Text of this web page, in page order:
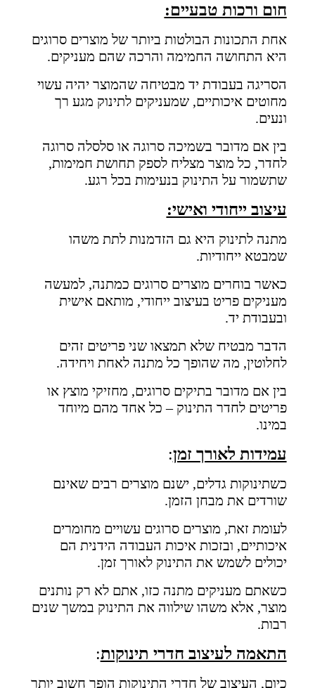
חום ורכות טבעיים:
אחת התכונות הבולטות ביותר של מוצרים סרוגים
היא התחושה החמימה והרכה שהם מעניקים.
הסריגה בעבודת יד מבטיחה שהמוצר יהיה עשוי
מחוטים איכותיים, שמעניקים לתינוק מגע רך
ונעים.
בין אם מדובר בשמיכה סרוגה או סלסלה סרוגה
לחדר, כל מוצר מצליח לספק תחושת חמימות,
שתשמור על התינוק בנעימות בכל רגע.
עיצוב ייחודי ואישי:
מתנה לתינוק היא גם הזדמנות לתת משהו
שמבטא ייחודיות.
כאשר בוחרים מוצרים סרוגים כמתנה, למעשה
מעניקים פריט בעיצוב ייחודי, מותאם אישית
ובעבודת יד.
הדבר מבטיח שלא תמצאו שני פריטים זהים
לחלוטין, מה שהופך כל מתנה לאחת ויחידה.
בין אם מדובר בתיקים סרוגים, מחזיקי מוצץ או
פריטים לחדר התינוק – כל אחד מהם מיוחד
במינו.
עמידות לאורך זמן:
כשתינוקות גדלים, ישנם מוצרים רבים שאינם
שורדים את מבחן הזמן.
לעומת זאת, מוצרים סרוגים עשויים מחומרים
איכותיים, ובזכות איכות העבודה הידנית הם
יכולים לשמש את התינוק לאורך זמן.
כשאתם מעניקים מתנה כזו, אתם לא רק נותנים
מוצר, אלא משהו שילווה את התינוק במשך שנים
רבות.
התאמה לעיצוב חדרי תינוקות:
כיום, העיצוב של חדרי התינוקות הופך חשוב יותר